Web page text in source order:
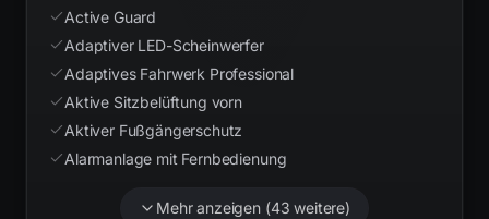
Active Guard
Adaptiver LED-Scheinwerfer
Adaptives Fahrwerk Professional
Aktive Sitzbelüftung vorn
Aktiver Fußgängerschutz
Alarmanlage mit Fernbedienung
Mehr anzeigen (43 weitere)